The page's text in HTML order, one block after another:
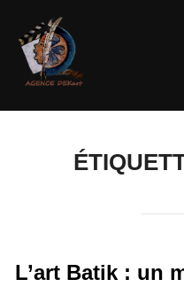
L’art Batik : un